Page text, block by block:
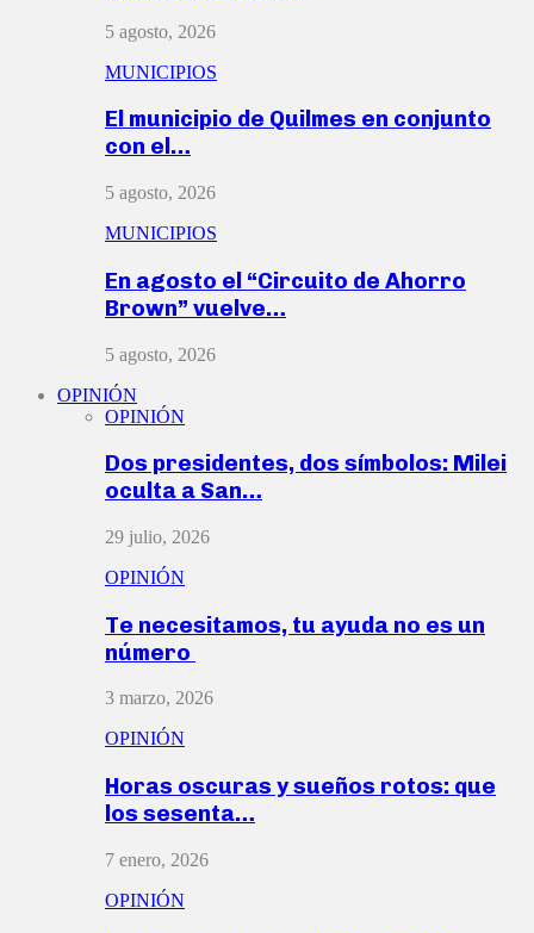
5 agosto, 2026
MUNICIPIOS
El municipio de Quilmes en conjunto
con el…
5 agosto, 2026
MUNICIPIOS
En agosto el “Circuito de Ahorro
Brown” vuelve…
5 agosto, 2026
OPINIÓN
OPINIÓN
Dos presidentes, dos símbolos: Milei
oculta a San…
29 julio, 2026
OPINIÓN
Te necesitamos, tu ayuda no es un
número
3 marzo, 2026
OPINIÓN
Horas oscuras y sueños rotos: que
los sesenta…
7 enero, 2026
OPINIÓN